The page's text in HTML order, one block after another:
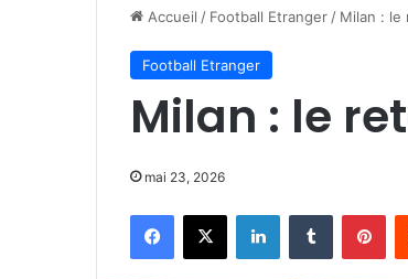
Accueil / Football Etranger / Milan : le
Football Etranger
Milan : le
mai 23, 2026
Facebook
X LinkedinTumblr